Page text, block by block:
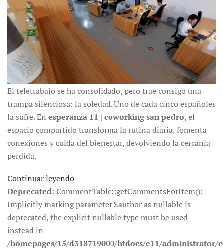
El teletrabajo se ha consolidado, pero trae consigo una
trampa silenciosa: la soledad. Uno de cada cinco españoles
la sufre. En esperanza 11 | coworking san pedro, el
espacio compartido transforma la rutina diaria, fomenta
conexiones y cuida del bienestar, devolviendo la cercanía
perdida.
Continuar leyendo
Deprecated: CommentTable::getCommentsForItem():
Implicitly marking parameter $author as nullable is
deprecated, the explicit nullable type must be used
instead in
/homepages/15/d318719000/htdocs/e11/